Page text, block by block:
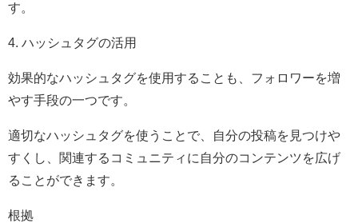
す。
4. ハッシュタグの活用
効果的なハッシュタグを使用することも、フォロワーを増
やす手段の一つです。
適切なハッシュタグを使うことで、自分の投稿を見つけや
すくし、関連するコミュニティに自分のコンテンツを広げ
ることができます。
根拠